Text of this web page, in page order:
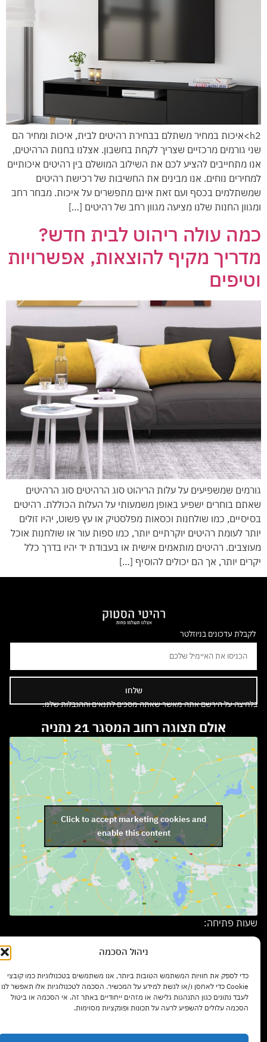
ניהול הסכמה
כדי לספק את חוויות המשתמש הטובות ביותר, אנו משתמשים בטכנולוגיות כמו קובצי
Cookie כדי לאחסן ו/או לגשת למידע על המכשיר. הסכמה לטכנולוגיות אלו תאפשר לנו
לעבד נתונים כגון התנהגות גלישה או מזהים ייחודיים באתר זה. אי הסכמה או ביטול
הסכמה עלולים להשפיע לרעה על תכונות ופונקציות מסוימות.
h2>איכות במחיר משתלם בבחירת רהיטים לבית, איכות ומחיר הם
שני גורמים מרכזיים שצריך לקחת בחשבון. אצלנו בחנות הרהיטים,
אנו מתחייבים להציע לכם את השילוב המושלם בין רהיטים איכותיים
למחירים נוחים. אנו מבינים את החשיבות של רכישת רהיטים
שמשתלמים בכסף ועם זאת אינם מתפשרים על איכות. מבחר רחב
ומגוון החנות שלנו מציעה מגוון רחב של רהיטים […]
כמה עולה ריהוט לבית חדש?
מדריך מקיף להוצאות, אפשרויות
וטיפים
גורמים שמשפיעים על עלות הריהוט סוג הרהיטים סוג הרהיטים
שאתם בוחרים ישפיע באופן משמעותי על העלות הכוללת. רהיטים
בסיסיים, כמו שולחנות וכסאות מפלסטיק או עץ פשוט, יהיו זולים
יותר לעומת רהיטים יוקרתיים יותר, כמו ספות עור או שולחנות אוכל
מעוצבים. רהיטים מותאמים אישית או בעבודת יד יהיו בדרך כלל
יקרים יותר, אך הם יכולים להוסיף […]
לקבלת עדכונים בניוזלטר
שלחו
בלחיצה על הירשם אתה מאשר שאתה מסכים לתנאים וההגבלות שלנו.
אולם תצוגה רחוב המסגר 21 נתניה
Click to accept marketing cookies and
enable this content
שעות פתיחה:
ימים א' – ה' בשעות 9:00 – 17:00